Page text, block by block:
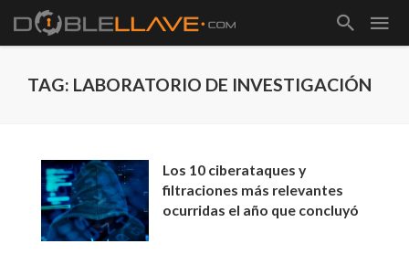
TAG: LABORATORIO DE INVESTIGACIÓN
Los 10 ciberataques y
filtraciones más relevantes
ocurridas el año que concluyó